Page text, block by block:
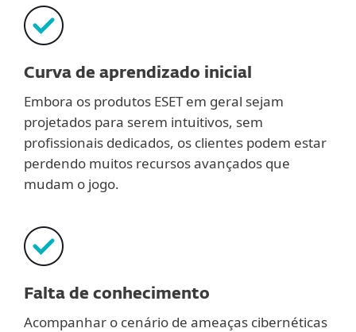
Curva de aprendizado inicial
Embora os produtos ESET em geral sejam
projetados para serem intuitivos, sem
profissionais dedicados, os clientes podem estar
perdendo muitos recursos avançados que
mudam o jogo.
Falta de conhecimento
Acompanhar o cenário de ameaças cibernéticas